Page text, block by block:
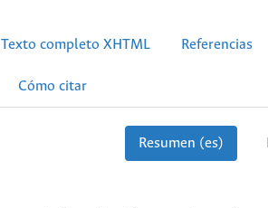
Texto completo XHTML Referencias
Cómo citar
Resumen (es)